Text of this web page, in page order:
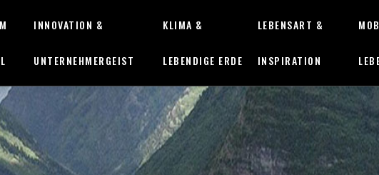
INNOVATION &
UNTERNEHMERGEIST
KLIMA &
LEBENDIGE ERDE
LEBENSART &
INSPIRATION